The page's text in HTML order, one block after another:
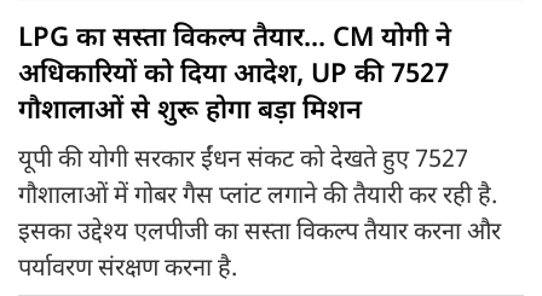
LPG का सस्ता विकल्प तैयार... CM योगी ने
अधिकारियों को दिया आदेश, UP की 7527
गौशालाओं से शुरू होगा बड़ा मिशन
यूपी की योगी सरकार ईंधन संकट को देखते हुए 7527
गौशालाओं में गोबर गैस प्लांट लगाने की तैयारी कर रही है.
इसका उद्देश्य एलपीजी का सस्ता विकल्प तैयार करना और
पर्यावरण संरक्षण करना है.